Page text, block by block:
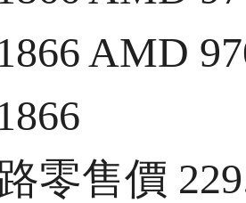
AMD
零售價